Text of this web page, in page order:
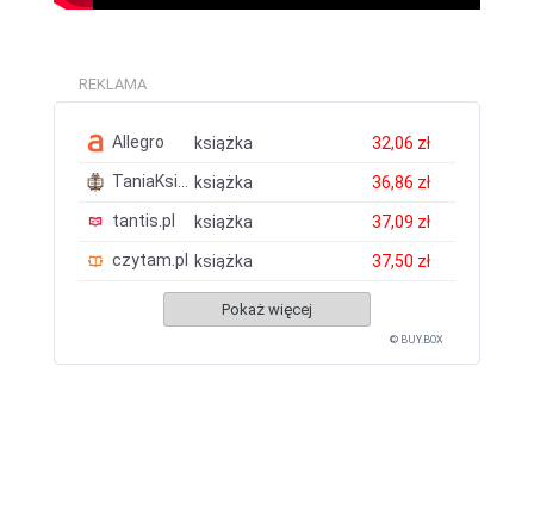
REKLAMA
Allegro książka
32,06 zł
TaniaKsiazka.pl
książka
36,86 zł
tantis.pl
książka
37,09 zł
czytam.pl książka 37,50 zł
Pokaż więcej
© BUY.BOX